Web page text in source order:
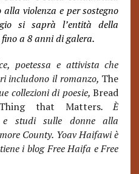
violenza e per sostegno
si saprà l’entità della
a 8 anni di galera.
poetessa e attivista che
includono il romanzo, The
collezioni di poesie,Bread
that Matters. È
e studi sulle donne alla
County. Yoav Haifawi è
i blog Free Haifa e Free